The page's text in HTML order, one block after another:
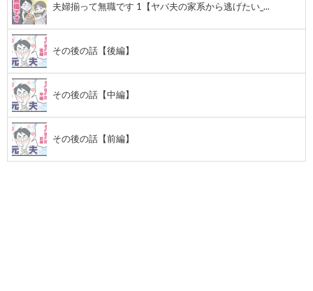
夫婦揃って無職です 1【ヤバ夫の家系から逃げたい_...
その後の話【後編】
その後の話【中編】
その後の話【前編】